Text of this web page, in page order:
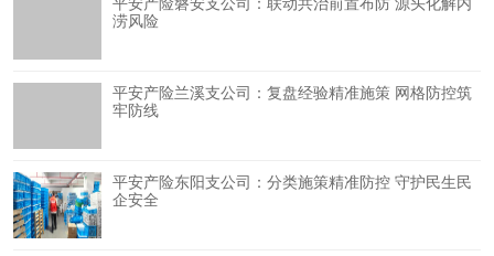
涝风险
平安产险兰溪支公司：复盘经验精准施策 网格防控筑
牢防线
平安产险东阳支公司：分类施策精准防控 守护民生民
企安全